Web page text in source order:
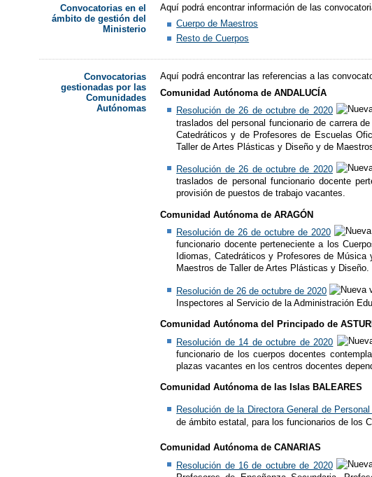
Convocatorias en el
ámbito de gestión del
Ministerio
Aquí podrá encontrar información de las
Cuerpo de Maestros
Resto de Cuerpos
Convocatorias
gestionadas por las
Comunidades
Autónomas
Aquí podrá encontrar las referencias a las
Comunidad Autónoma de ANDALUCÍA
Resolución de 26 de octubre de 2020
traslados del personal funcionario de carrera
Catedráticos y de Profesores de Escuelas
Taller de Artes Plásticas y Diseño y de
Resolución de 26 de octubre de 2020
traslados de personal funcionario docente
provisión de puestos de trabajo vacantes.
Comunidad Autónoma de ARAGÓN
Resolución de 26 de octubre de 2020
funcionario docente perteneciente a los
Idiomas, Catedráticos y Profesores de
Maestros de Taller de Artes Plásticas y Diseño.
Resolución de 26 de octubre de 2020
Inspectores al Servicio de la Administración
Comunidad Autónoma del Principado de
Resolución de 14 de octubre de 2020
funcionario de los cuerpos docentes
plazas vacantes en los centros docentes
Comunidad Autónoma de las Islas BALEARES
Resolución de la Directora General de
de ámbito estatal, para los funcionarios de los
Comunidad Autónoma de CANARIAS
Resolución de 16 de octubre de 2020